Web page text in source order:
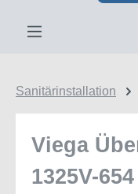
Sanitärinstallation
Viega
1325V-